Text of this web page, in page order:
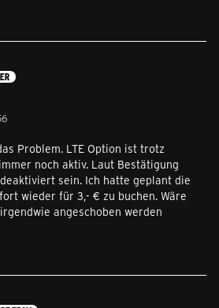
Problem. LTE Option ist trotz
noch aktiv. Laut Bestätigung
deaktiviert sein. Ich hatte geplant die
wieder für 3,- € zu buchen. Wäre
angeschoben werden